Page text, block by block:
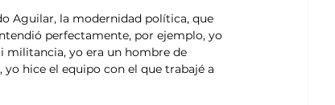
Aguilar, la modernidad política, que
perfectamente, por ejemplo, yo
militancia, yo era un hombre de
hice el equipo con el que trabajé a